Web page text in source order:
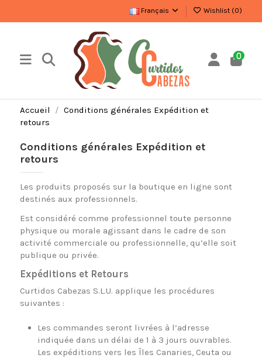
Français Wishlist (0)
0
Accueil
Conditions générales Expédition et
retours
Conditions générales Expédition et
retours
Les produits proposés sur la boutique en ligne sont
destinés aux professionnels.
Est considéré comme professionnel toute personne
physique ou morale agissant dans le cadre de son
activité commerciale ou professionnelle, qu’elle soit
publique ou privée.
Expéditions et Retours
Curtidos Cabezas S.L.U. applique les procédures
suivantes :
Les commandes seront livrées à l’adresse
indiquée dans un délai de 1 à 3 jours ouvrables.
Les expéditions vers les Îles Canaries, Ceuta ou